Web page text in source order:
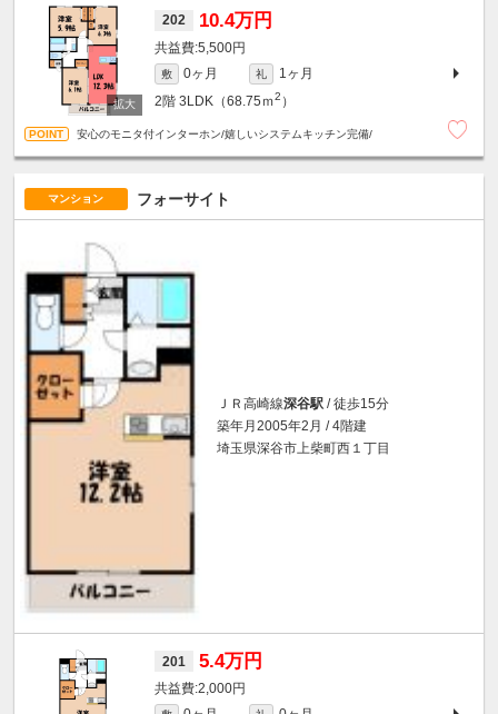
202 10.4万円
5,500円
敷 0ヶ月 礼
1ヶ月
2階 3LDK（68.75ｍ2 ）
安心のモニタ付インターホン/嬉しいシステムキッチン完備/
マンション フォーサイト
ＪＲ高崎線深谷駅 / 徒歩15分
築年月2005年2月 / 4階建
埼玉県深谷市上柴町西１丁目
201 5.4万円
2,000円